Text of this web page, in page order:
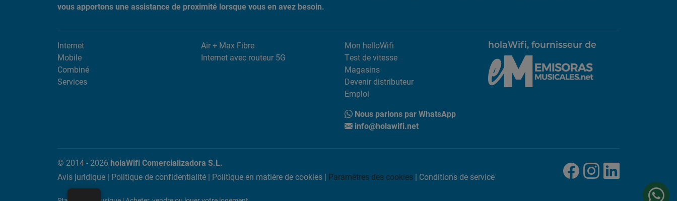
vous apportons une assistance de proximité lorsque vous en avez besoin.
Internet
Mobile
Combiné
Services
Air + Max Fibre
Internet avec routeur 5G
Mon helloWifi
Test de vitesse
Magasins
Devenir distributeur
Emploi
Nous parlons par WhatsApp
info@holawifi.net
holaWifi, fournisseur de
© 2014 - 2026 holaWifi Comercializadora S.L.
Avis juridique | Politique de confidentialité | Politique en matière de cookies | Paramètres des cookies | Conditions de service